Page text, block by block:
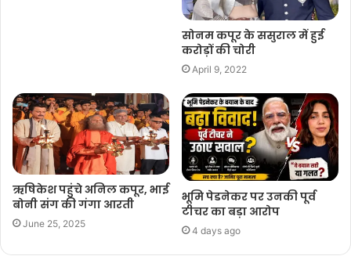
सोनम कपूर के ससुराल में हुई
करोड़ों की चोरी
April 9, 2022
ऋषिकेश पहुंचे अनिल कपूर, भाई
बोनी संग की गंगा आरती
June 25, 2025
भूमि पेडनेकर पर उनकी पूर्व
टीचर का बड़ा आरोप
4 days ago